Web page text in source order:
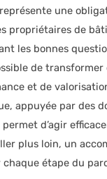
représente une
propriétaires de
les bonnes
de
et de
appuyée par des
d’agir
plus loin, un
étape du